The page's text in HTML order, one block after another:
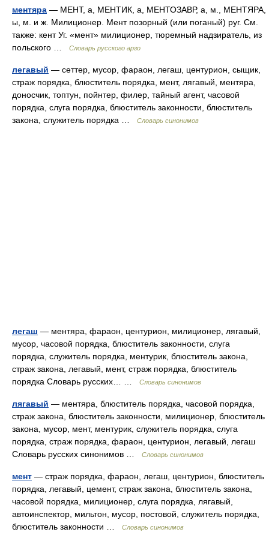
ментяра — МЕНТ, а, МЕНТИК, а, МЕНТОЗАВР, а, м., МЕНТЯРА,
ы, м. и ж. Милиционер. Мент позорный (или поганый) руг. См.
также: кент Уг. «мент» милиционер, тюремный надзиратель, из
польского …
Словарь русского арго
легавый — сеттер, мусор, фараон, легаш, центурион, сыщик,
страж порядка, блюститель порядка, мент, лягавый, ментяра,
доносчик, топтун, пойнтер, филер, тайный агент, часовой
порядка, слуга порядка, блюститель законности, блюститель
закона, служитель порядка …
Словарь синонимов
легаш — ментяра, фараон, центурион, милиционер, лягавый,
мусор, часовой порядка, блюститель законности, слуга
порядка, служитель порядка, ментурик, блюститель закона,
страж закона, легавый, мент, страж порядка, блюститель
порядка Словарь русских… …
Словарь синонимов
лягавый — ментяра, блюститель порядка, часовой порядка,
страж закона, блюститель законности, милиционер, блюститель
закона, мусор, мент, ментурик, служитель порядка, слуга
порядка, страж порядка, фараон, центурион, легавый, легаш
Словарь русских синонимов …
Словарь синонимов
мент — страж порядка, фараон, легаш, центурион, блюститель
порядка, легавый, цемент, страж закона, блюститель закона,
часовой порядка, милиционер, слуга порядка, лягавый,
автоинспектор, мильтон, мусор, постовой, служитель порядка,
блюститель законности …
Словарь синонимов